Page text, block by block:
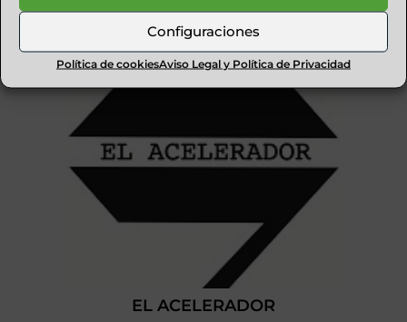
Configuraciones
Política de cookiesAviso Legal y Política de Privacidad
EL ACELERADOR